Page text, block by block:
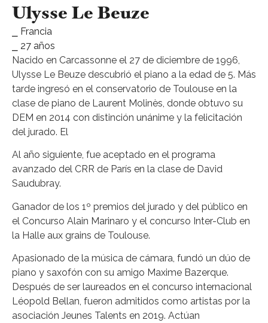
Ulysse Le Beuze
⎯ Francia
⎯ 27 años
Nacido en Carcassonne el 27 de diciembre de 1996,
Ulysse Le Beuze descubrió el piano a la edad de 5. Más
tarde ingresó en el conservatorio de Toulouse en la
clase de piano de Laurent Molinès, donde obtuvo su
DEM en 2014 con distinción unánime y la felicitación
del jurado. El
Al año siguiente, fue aceptado en el programa
avanzado del CRR de París en la clase de David
Saudubray.
Ganador de los 1º premios del jurado y del público en
el Concurso Alain Marinaro y el concurso Inter-Club en
la Halle aux grains de Toulouse.
Apasionado de la música de cámara, fundó un dúo de
piano y saxofón con su amigo Maxime Bazerque.
Después de ser laureados en el concurso internacional
Léopold Bellan, fueron admitidos como artistas por la
asociación Jeunes Talents en 2019. Actúan